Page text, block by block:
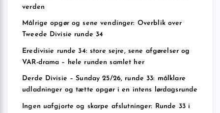
verden
Målrige opgør og sene vendinger: Overblik over
Tweede Divisie runde 34
Eredivisie runde 34: store sejre, sene afgørelser og
VAR-drama – hele runden samlet her
Derde Divisie – Sunday 25/26, runde 33: målklare
udladninger og tætte opgør i en intens lørdagsrunde
Ingen uafgjorte og skarpe afslutninger: Runde 33 i